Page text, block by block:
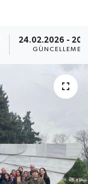
24.02.2026 -
GÜNCELLEME